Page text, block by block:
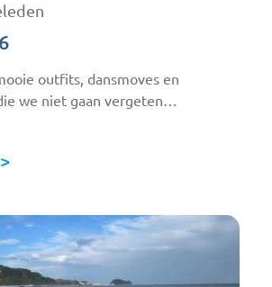
outfits, dansmoves en
we niet gaan vergeten…